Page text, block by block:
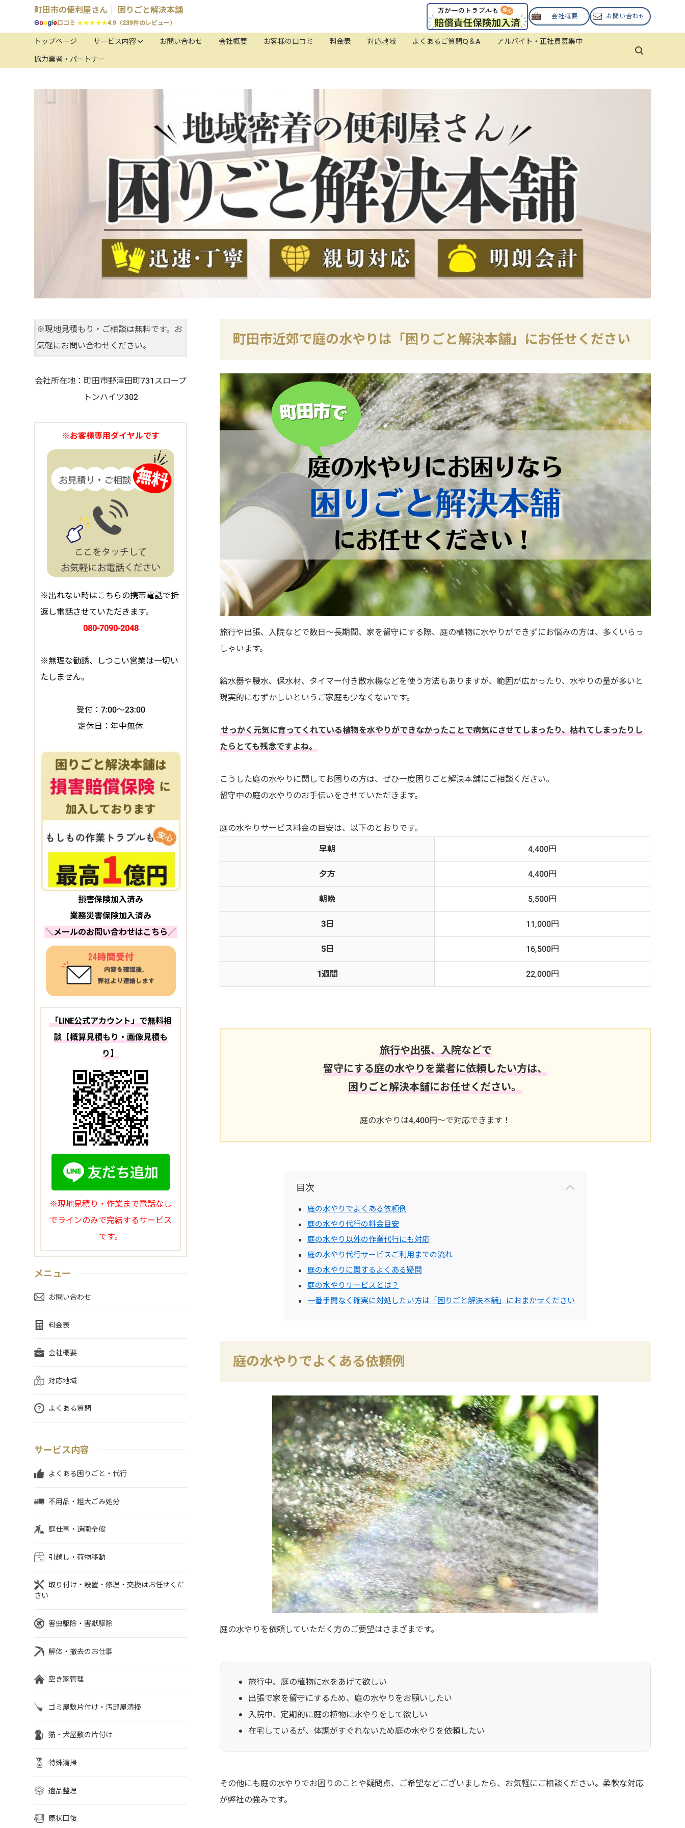
町田市の便利屋さん｜ 困りごと解決本舗
Google口コミ★★★★★4.9（239件のレビュー）
トップページ サービス内容 お問い合わせ 会社概要 お客様の口コミ 料金表 対応地域 よくあるご質問Q＆A
アルバイト・正社員募集中
協力業者・パートナー
会社概要 お問い合わせ
町田市近郊で庭の水やりは「困りごと解決本舗」にお任せください
旅行や出張、入院などで数日～長期間、家を留守にする際、庭の植物に水やりができずにお悩みの方は、多くいらっ
しゃいます。
給水器や腰水、保水材、タイマー付き散水機などを使う方法もありますが、範囲が広かったり、水やりの量が多いと
現実的にむずかしいというご家庭も少なくないです。
せっかく元気に育ってくれている植物を水やりができなかったことで病気にさせてしまったり、枯れてしまったりし
たらとても残念ですよね。
こうした庭の水やりに関してお困りの方は、ぜひ一度困りごと解決本舗にご相談ください。
留守中の庭の水やりのお手伝いをさせていただきます。
庭の水やりサービス料金の目安は、以下のとおりです。
早朝
4,400円
夕方 4,400円
朝晩 5,500円
3日 11,000円
5日 16,500円
1週間 22,000円
旅行や出張、入院などで
留守にする庭の水やりを業者に依頼したい方は、
困りごと解決本舗にお任せください。
庭の水やりは4,400円～で対応できます！
目次
庭の水やりでよくある依頼例
庭の水やり代行の料金目安
庭の水やり以外の作業代行にも対応
庭の水やり代行サービスご利用までの流れ
庭の水やりに関するよくある疑問
庭の水やりサービスとは？
一番手間なく確実に対処したい方は「困りごと解決本舗」におまかせください
庭の水やりでよくある依頼例
庭の水やりを依頼していただく方のご要望はさまざまです。
旅行中、庭の植物に水をあげて欲しい
出張で家を留守にするため、庭の水やりをお願いしたい
入院中、定期的に庭の植物に水やりをして欲しい
在宅しているが、体調がすぐれないため庭の水やりを依頼したい
その他にも庭の水やりでお困りのことや疑問点、ご希望などございましたら、お気軽にご相談ください。柔軟な対応
が弊社の強みです。
※現地見積もり・ご相談は無料です。お
気軽にお問い合わせください。
会社所在地：町田市野津田町731スロープ
トンハイツ302
※お客様専用ダイヤルです
※出れない時はこちらの携帯電話で折
返し電話させていただきます。
080-7090-2048
※無理な勧誘、しつこい営業は一切い
たしません。
受付：7:00～23:00
定休日：年中無休
損害保険加入済み
業務災害保険加入済み
＼メールのお問い合わせはこちら／
「LINE公式アカウント」で無料相
談【概算見積もり・画像見積も
り】
※現地見積り・作業まで電話なし
でラインのみで完結するサービス
です。
メニュー
お問い合わせ
料金表
会社概要
対応地域
よくある質問
サービス内容
よくある困りごと・代行
不用品・粗大ごみ処分
庭仕事・造園全般
引越し・荷物移動
取り付け・設置・修理・交換はお任せくだ
さい
害虫駆除・害獣駆除
解体・撤去のお仕事
空き家管理
ゴミ屋敷片付け・汚部屋清掃
猫・犬屋敷の片付け
特殊清掃
遺品整理
原状回復